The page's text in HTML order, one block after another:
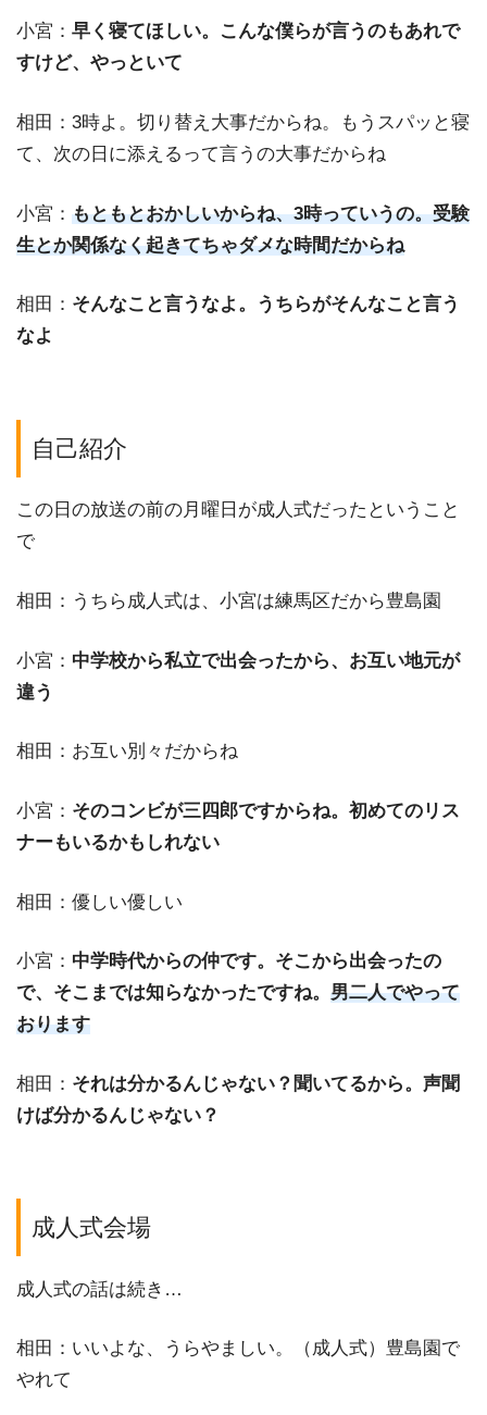
小宮： 早く寝てほしい。こんな僕らが言うのもあれで
すけど、やっといて
相田：3時よ。切り替え大事だからね。もうスパッと寝
て、次の日に添えるって言うの大事だからね
小宮： もともとおかしいからね、3時っていうの。受験
生とか関係なく起きてちゃダメな時間だからね
相田： そんなこと言うなよ。うちらがそんなこと言う
なよ
自己紹介
この日の放送の前の月曜日が成人式だったということ
で
相田：うちら成人式は、小宮は練馬区だから豊島園
小宮： 中学校から私立で出会ったから、お互い地元が
違う
相田：お互い別々だからね
小宮： そのコンビが三四郎ですからね。初めてのリス
ナーもいるかもしれない
相田：優しい優しい
小宮： 中学時代からの仲です。そこから出会ったの
で、そこまでは知らなかったですね。 男二人でやって
おります
相田： それは分かるんじゃない？聞いてるから。声聞
けば分かるんじゃない？
成人式会場
成人式の話は続き…
相田：いいよな、うらやましい。（成人式）豊島園で
やれて